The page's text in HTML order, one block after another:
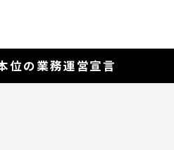
位の業務運営宣言